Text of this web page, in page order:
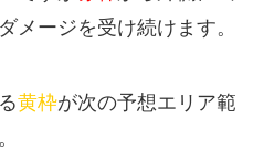
メージを受け続けます。
黄枠が次の予想エリア範